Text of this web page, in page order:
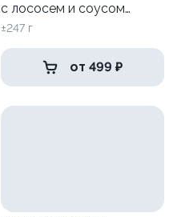
с лососем и соусом
песто
±247 г
от 499 ₽